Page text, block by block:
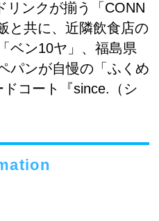
リンクが揃う「CONN
と共に、近隣飲食店の
ベン10ヤ」、福島県
パンが自慢の「ふくめ
コート『since.（シ